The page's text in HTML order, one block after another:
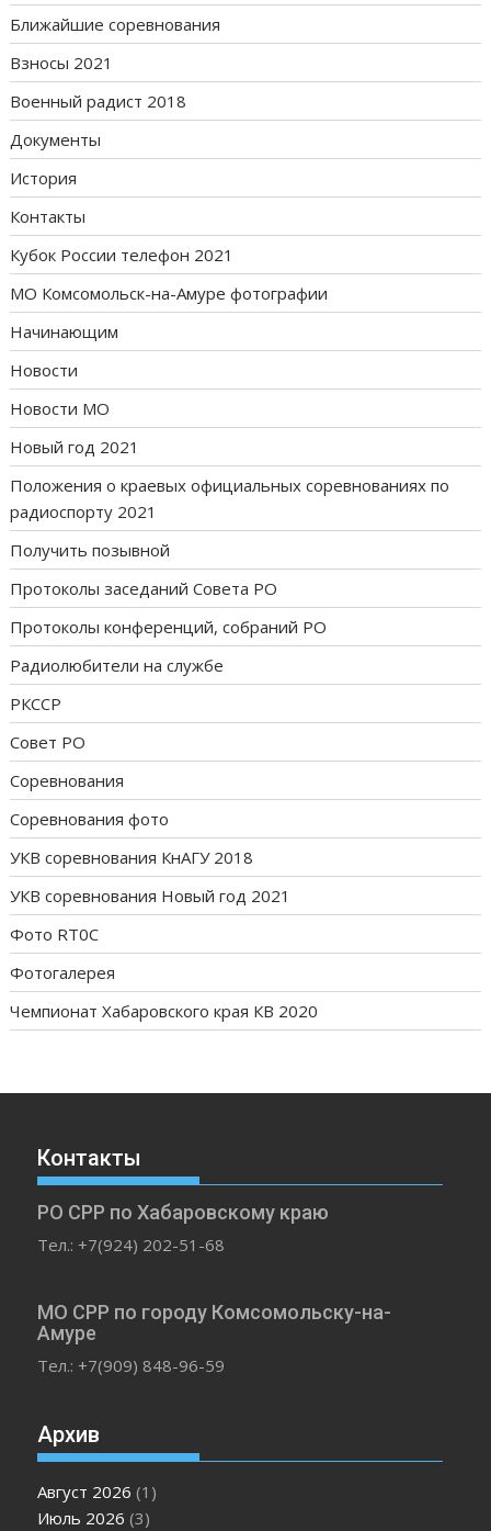
Ближайшие соревнования
Взносы 2021
Военный радист 2018
Документы
История
Контакты
Кубок России телефон 2021
МО Комсомольск-на-Амуре фотографии
Начинающим
Новости
Новости МО
Новый год 2021
Положения о краевых официальных соревнованиях по
радиоспорту 2021
Получить позывной
Протоколы заседаний Совета РО
Протоколы конференций, собраний РО
Радиолюбители на службе
РКССР
Совет РО
Соревнования
Соревнования фото
УКВ соревнования КнАГУ 2018
УКВ соревнования Новый год 2021
Фото RT0C
Фотогалерея
Чемпионат Хабаровского края КВ 2020
Контакты
РО СРР по Хабаровскому краю
Тел.: +7(924) 202-51-68
МО СРР по городу Комсомольску-на-
Амуре
Тел.: +7(909) 848-96-59
Архив
Август 2026 (1)
Июль 2026 (3)